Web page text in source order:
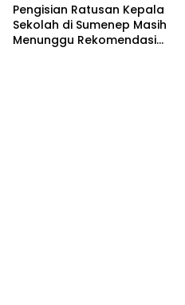
Pengisian Ratusan Kepala
Sekolah di Sumenep Masih
Menunggu Rekomendasi